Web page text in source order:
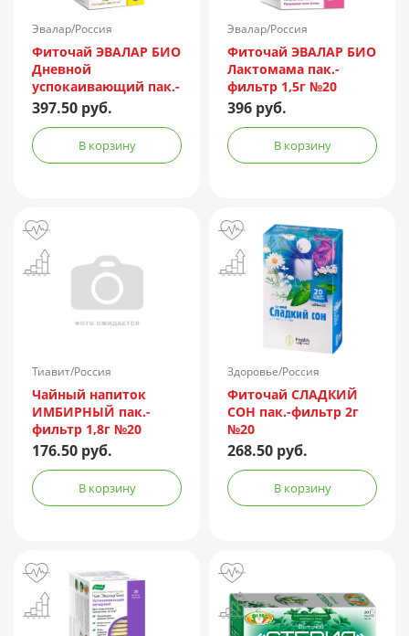
Эвалар/Россия
Фиточай ЭВАЛАР БИО
Дневной
успокаивающий пак.-
фильтр 1,5г №20
397.50 руб.
В корзину
Эвалар/Россия
Фиточай ЭВАЛАР БИО
Лактомама пак.-
фильтр 1,5г №20
396 руб.
В корзину
Тиавит/Россия
Чайный напиток
ИМБИРНЫЙ пак.-
фильтр 1,8г №20
176.50 руб.
В корзину
Здоровье/Россия
Фиточай СЛАДКИЙ
СОН пак.-фильтр 2г
№20
268.50 руб.
В корзину